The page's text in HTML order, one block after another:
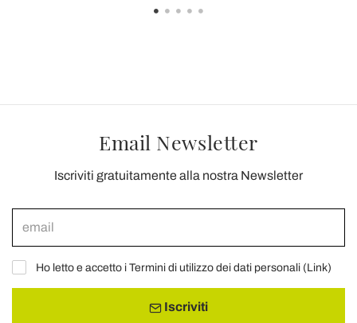
Email Newsletter
Iscriviti gratuitamente alla nostra Newsletter
Ho letto e accetto i Termini di utilizzo dei dati personali (Link)
Iscriviti